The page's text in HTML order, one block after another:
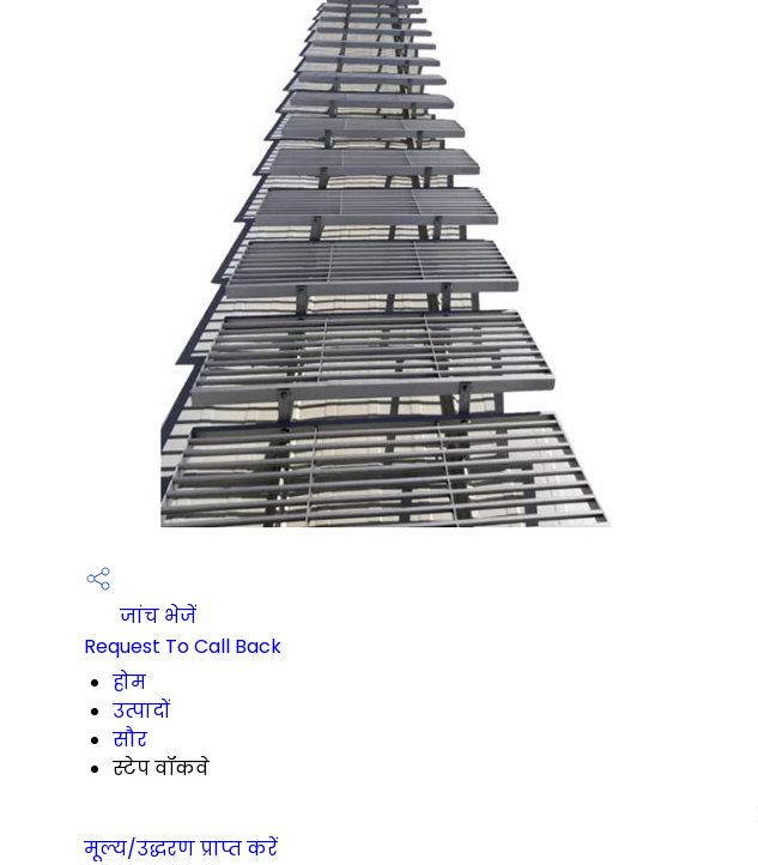
जांच भेजें
Request To Call Back
होम
उत्पादों
सौर
स्टेप वॉकवे
मूल्य/उद्धरण प्राप्त करें